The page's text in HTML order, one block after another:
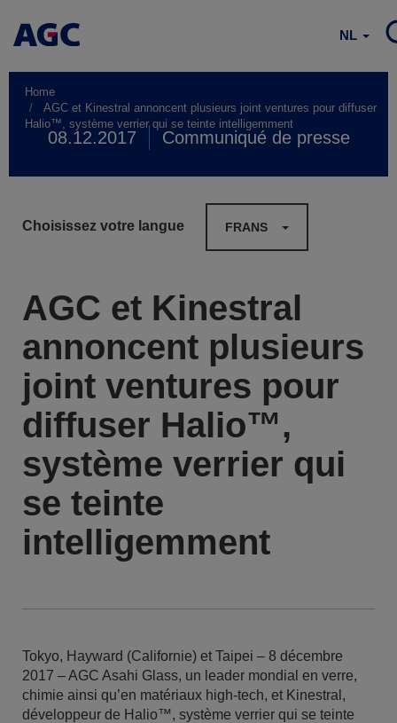
NL
Home
AGC et Kinestral annoncent plusieurs joint ventures pour diffuser
Halio™, système verrier qui se teinte intelligemment
08.12.2017 Communiqué de presse
Choisissez votre langue FRANS
AGC et Kinestral
annoncent plusieurs
joint ventures pour
diffuser Halio™,
système verrier qui
se teinte
intelligemment
Tokyo, Hayward (Californie) et Taipei – 8 décembre
2017 – AGC Asahi Glass, un leader mondial en verre,
chimie ainsi qu’en matériaux high-tech, et Kinestral,
développeur de Halio™, système verrier qui se teinte